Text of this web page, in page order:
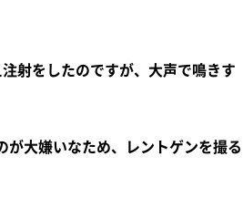
射をしたのですが、大声で鳴きす
が大嫌いなため、レントゲンを撮る